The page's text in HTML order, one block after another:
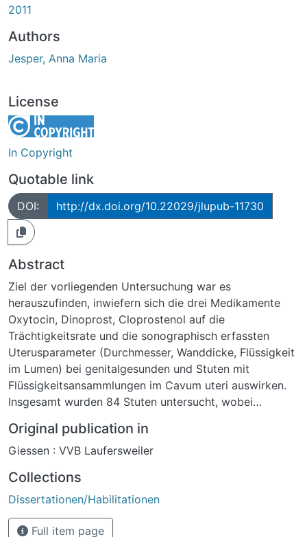
2011
Authors
Jesper, Anna Maria
License
In Copyright
Quotable link
DOI: http://dx.doi.org/10.22029/jlupub-11730
Abstract
Ziel der vorliegenden Untersuchung war es
herauszufinden, inwiefern sich die drei Medikamente
Oxytocin, Dinoprost, Cloprostenol auf die
Trächtigkeitsrate und die sonographisch erfassten
Uterusparameter (Durchmesser, Wanddicke, Flüssigkeit
im Lumen) bei genitalgesunden und Stuten mit
Flüssigkeitsansammlungen im Cavum uteri auswirken.
Insgesamt wurden 84 Stuten untersucht, wobei
und Stuten mit mangelhafter uteriner Clearance
(Gruppe 2, n = 44) unterschieden worden ist. Die
unterteilt. Tiere der Gruppe 1.1 (n = 10) und 2.1 (n = 15)
wurden mit Oxytocin (10 I. E. Oxytocin intramuskulär)
behandelt. Stuten in den Gruppen 1.2 (n = 11) und 2.2 (n
= 14) erhielten Dinoprost (5 mg Dinoprost
Original publication in
Giessen : VVB Laufersweiler
Collections
Dissertationen/Habilitationen
Full item page